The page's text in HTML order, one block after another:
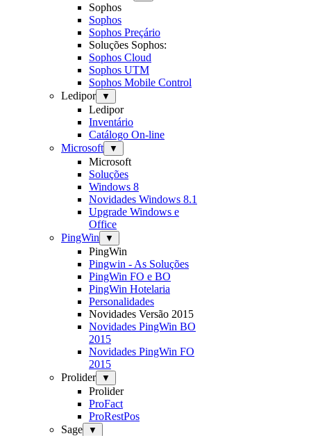
Sophos
Sophos
Sophos Preçário
Soluções Sophos:
Sophos Cloud
Sophos UTM
Sophos Mobile Control
Ledipor
▼
Ledipor
Inventário
Catálogo On-line
Microsoft
▼
Microsoft
Soluções
Windows 8
Novidades Windows 8.1
Upgrade Windows e
Office
PingWin
▼
PingWin
Pingwin - As Soluções
PingWin FO e BO
PingWin Hotelaria
Personalidades
Novidades Versão 2015
Novidades PingWin BO
2015
Novidades PingWin FO
2015
Prolider
▼
Prolider
ProFact
ProRestPos
Sage
▼